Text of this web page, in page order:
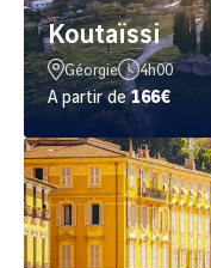
Koutaïssi
Géorgie 4h00
A partir de166€